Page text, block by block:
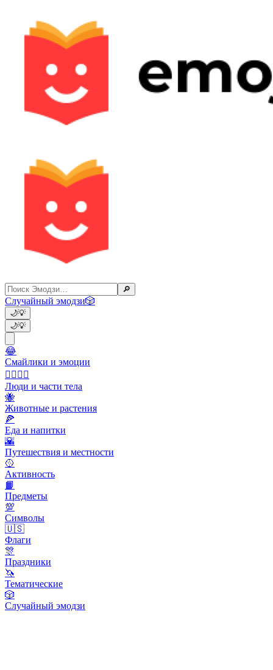
🔎
Случайный эмодзи🎲
🌙💡
🌙💡
😂
Смайлики и эмоции
👩‍❤️‍💋‍👨
Люди и части тела
🐝
Животные и растения
🍕
Еда и напитки
🌇
Путешествия и местности
🥎
Активность
📙
Предметы
💯
Символы
🇺🇸
Флаги
🎊
Праздники
🦄
Тематические
🎲
Случайный эмодзи